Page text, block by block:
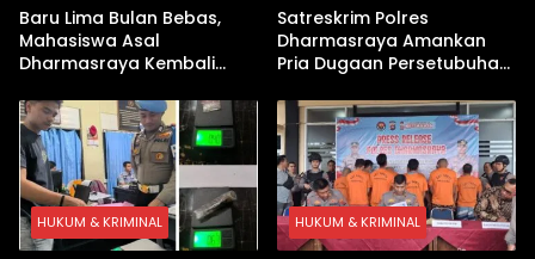
Baru Lima Bulan Bebas,
Mahasiswa Asal
Dharmasraya Kembali
Satreskrim Polres
Dharmasraya Amankan
Pria Dugaan Persetubuhan
HUKUM & KRIMINAL HUKUM & KRIMINAL